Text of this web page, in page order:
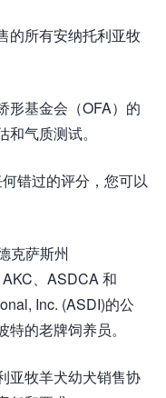
的所有安纳托利亚牧
形基金会（OFA）的
气质测试。
错过的评分，您可以
克萨斯州
、ASDCA 和
Inc. (ASDI)的公
的老牌饲养员。
亚牧羊犬幼犬销售协